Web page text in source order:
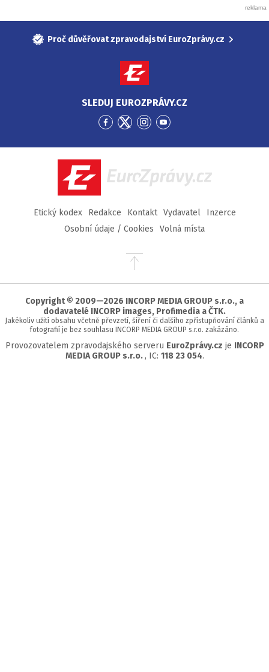
Proč důvěřovat zpravodajství EuroZprávy.cz
SLEDUJ EUROZPRÁVY.CZ
Přejít
Facebook
Přejít
Twitter
Přejít
Instagram
Přejít
YouTube
EuroZprávy.cz
Etický kodex Redakce Kontakt Vydavatel
Inzerce
Osobní údaje / Cookies
Volná místa
Přejít
stránky
Copyright © 2009—2026 INCORP MEDIA GROUP s.r.o., a
dodavatelé INCORP images, Profimedia a ČTK.
Jakékoliv užití obsahu včetně převzetí, šíření či dalšího zpřístupňování článků a
fotografií je bez souhlasu INCORP MEDIA GROUP s.r.o. zakázáno.
Provozovatelem zpravodajského serveru EuroZprávy.cz je INCORP
MEDIA GROUP s.r.o. , IC: 118 23 054.